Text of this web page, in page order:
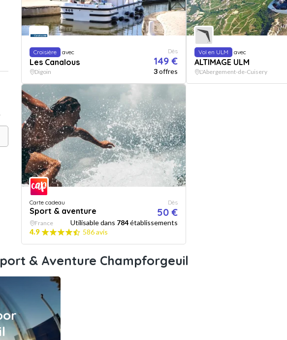
Croisière avec
Les Canalous
Dès
149 €
Digoin 3offres
Vol en ULM avec
ALTIMAGE ULM
L'Abergement-de-Cuisery
Carte cadeau
Sport & aventure
Dès
50 €
France Utilisable dans 784établissements
4.9
586 avis
& Aventure Champforgeuil